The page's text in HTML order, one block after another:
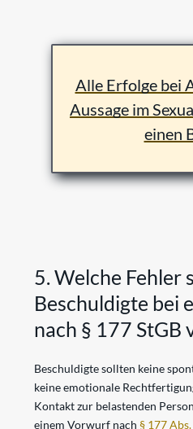
Alle Erfolge bei
Aussage im
einen
5. Welche Fehler
Beschuldigte bei
nach § 177 StGB
Beschuldigte sollten keine
keine emotionale
Kontakt zur belastenden
einem Vorwurf nach § 177